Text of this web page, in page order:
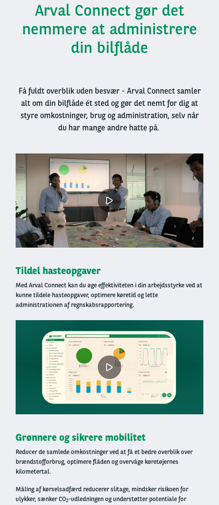
Arval Connect gør det
nemmere at administrere
din bilflåde
Få fuldt overblik uden besvær - Arval Connect samler
alt om din bilflåde ét sted og gør det nemt for dig at
styre omkostninger, brug og administration, selv når
du har mange andre hatte på.
Left
Tildel hasteopgaver
Med Arval Connect kan du øge effektiviteten i din arbejdsstyrke ved at
kunne tildele hasteopgaver, optimere køretid og lette
administrationen af regnskabsrapportering.
Right
Grønnere og sikrere mobilitet
Reducer de samlede omkostninger ved at få et bedre overblik over
brændstofforbrug, optimere flåden og overvåge køretøjernes
kilometertal.
Måling af kørselsadfærd reducerer slitage, mindsker risikoen for
ulykker, sænker CO2-udledningen og understøtter potentiale for